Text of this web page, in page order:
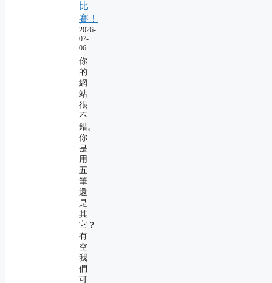
比
賽！
2026-
07-
06
你
的
網
站
很
不
錯。
你
是
用
五
筆
還
是
其
它？
有
空
我
們
可